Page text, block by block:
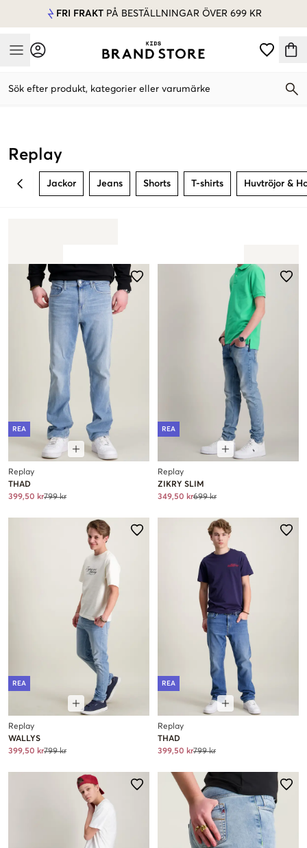
FRI FRAKT PÅ BESTÄLLNINGAR ÖVER 699 KR
Mobile Menu
Sök efter produkt, kategorier eller varumärke
Replay
BACK Jackor Jeans Shorts T-shirts Huvtröjor &
REA
Replay
THAD
399,50 kr799 kr
REA
Replay
ZIKRY SLIM
349,50 kr699 kr
REA
Replay
WALLYS
399,50 kr799 kr
REA
Replay
THAD
399,50 kr799 kr